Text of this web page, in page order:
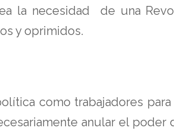
la necesidad de una
y oprimidos.
como trabajadores
anular el